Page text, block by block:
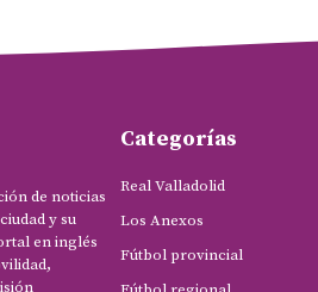
de noticias
y su
en inglés
Categorías
Real Valladolid
Los Anexos
Fútbol provincial